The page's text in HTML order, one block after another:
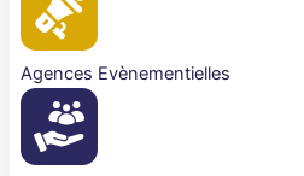
Agences Evènementielles